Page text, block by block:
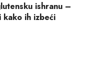
ishranu –
kako ih izbeći